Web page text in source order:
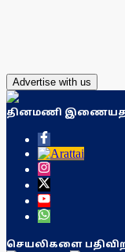
Advertise with us
தினமணி
செயலிகளை